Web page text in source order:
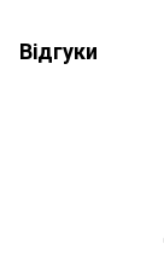
Відгуки